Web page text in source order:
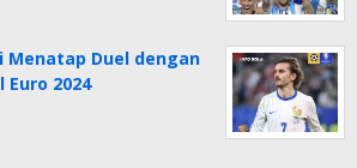
Menatap Duel dengan
Euro 2024